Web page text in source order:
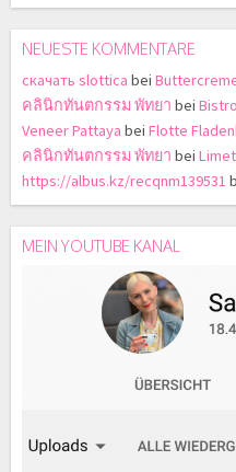
NEUESTE KOMMENTARE
скачать slottica bei
คลินิกทันตกรรม พัทยา bei
Veneer Pattaya bei Flotte
คลินิกทันตกรรม พัทยา bei
https://albus.kz/recqnm139531
MEIN YOUTUBE KANAL